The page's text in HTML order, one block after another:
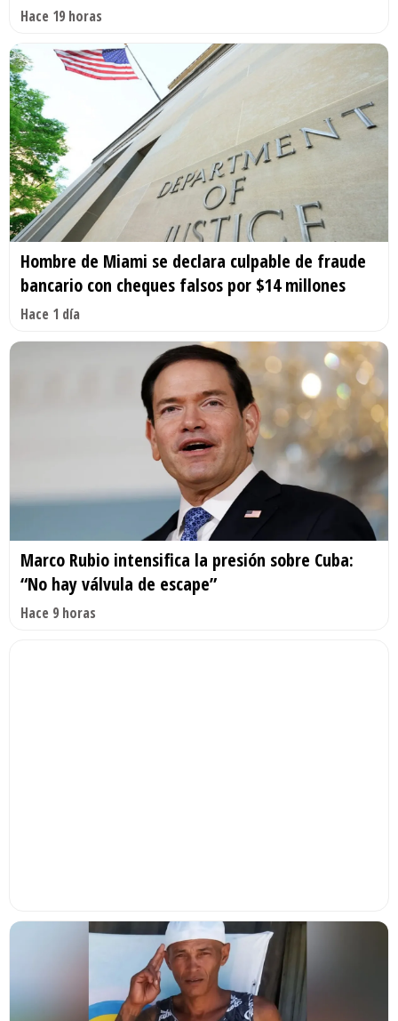
Hace 19 horas
Hombre de Miami se declara culpable de fraude
bancario con cheques falsos por $14 millones
Hace 1 día
Marco Rubio intensifica la presión sobre Cuba:
“No hay válvula de escape”
Hace 9 horas